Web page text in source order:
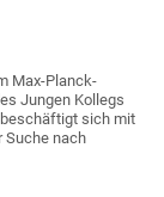
Max-Planck-
Jungen Kollegs
sich mit
Suche nach